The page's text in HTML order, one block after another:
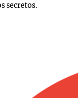
secretos.